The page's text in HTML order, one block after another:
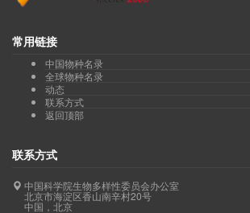
常用链接
中国物种名录
全球物种名录
动态
联系方式
返回顶部
联系方式
中国科学院生物多样性委员会办公室
北京市海淀区香山南辛村20号
中国，北京